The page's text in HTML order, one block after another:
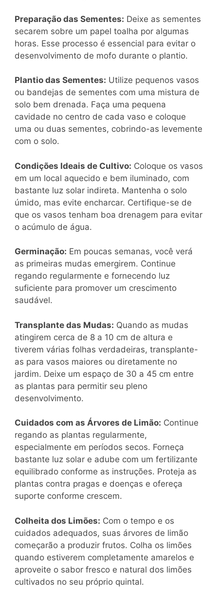
Preparação das Sementes: Deixe as sementes
secarem sobre um papel toalha por algumas
horas. Esse processo é essencial para evitar o
desenvolvimento de mofo durante o plantio.
Plantio das Sementes: Utilize pequenos vasos
ou bandejas de sementes com uma mistura de
solo bem drenada. Faça uma pequena
cavidade no centro de cada vaso e coloque
uma ou duas sementes, cobrindo-as levemente
com o solo.
Condições Ideais de Cultivo: Coloque os vasos
em um local aquecido e bem iluminado, com
bastante luz solar indireta. Mantenha o solo
úmido, mas evite encharcar. Certifique-se de
que os vasos tenham boa drenagem para evitar
o acúmulo de água.
Germinação: Em poucas semanas, você verá
as primeiras mudas emergirem. Continue
regando regularmente e fornecendo luz
suficiente para promover um crescimento
saudável.
Transplante das Mudas: Quando as mudas
atingirem cerca de 8 a 10 cm de altura e
tiverem várias folhas verdadeiras, transplante-
as para vasos maiores ou diretamente no
jardim. Deixe um espaço de 30 a 45 cm entre
as plantas para permitir seu pleno
desenvolvimento.
Cuidados com as Árvores de Limão: Continue
regando as plantas regularmente,
especialmente em períodos secos. Forneça
bastante luz solar e adube com um fertilizante
equilibrado conforme as instruções. Proteja as
plantas contra pragas e doenças e ofereça
suporte conforme crescem.
Colheita dos Limões: Com o tempo e os
cuidados adequados, suas árvores de limão
começarão a produzir frutos. Colha os limões
quando estiverem completamente amarelos e
aproveite o sabor fresco e natural dos limões
cultivados no seu próprio quintal.